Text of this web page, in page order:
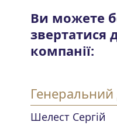
Ви можете
звертатися
компанії:
Шелест Сергій